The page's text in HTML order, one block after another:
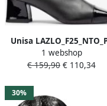
Unisa
Dames Laarzen BLACK
1 webshop
€ 159,90 € 110,34
30%